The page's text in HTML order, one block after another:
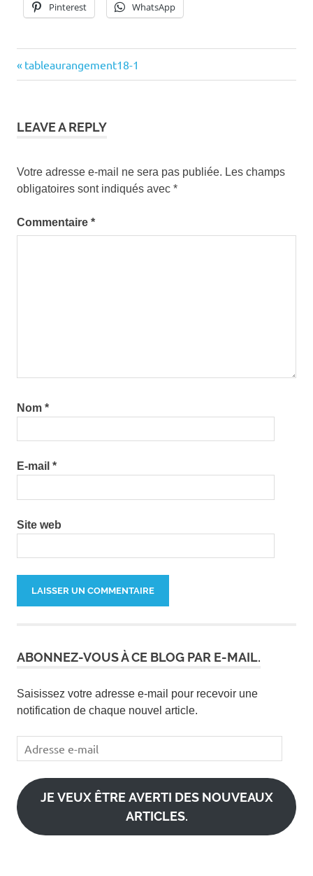
Pinterest WhatsApp
Navigation
l’article
Previous
Post:
tableaurangement18-1
LEAVE A REPLY
Votre adresse e-mail ne sera pas publiée. Les champs
obligatoires sont indiqués avec *
Commentaire *
Nom *
E-mail *
Site web
ABONNEZ-VOUS À CE BLOG PAR E-MAIL.
Saisissez votre adresse e-mail pour recevoir une
notification de chaque nouvel article.
Adresse
e-
mail
JE VEUX ÊTRE AVERTI DES NOUVEAUX
ARTICLES.